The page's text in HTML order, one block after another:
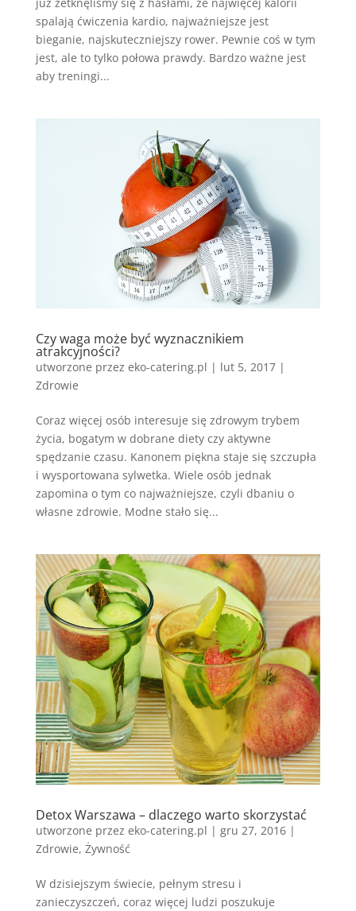
spalają ćwiczenia kardio, najważniejsze jest
bieganie, najskuteczniejszy rower. Pewnie coś w tym
jest, ale to tylko połowa prawdy. Bardzo ważne jest
aby treningi...
Czy waga może być wyznacznikiem
atrakcyjności?
utworzone przez eko-catering.pl | lut 5, 2017|
Zdrowie
Coraz więcej osób interesuje się zdrowym trybem
życia, bogatym w dobrane diety czy aktywne
spędzanie czasu. Kanonem piękna staje się szczupła
i wysportowana sylwetka. Wiele osób jednak
zapomina o tym co najważniejsze, czyli dbaniu o
własne zdrowie. Modne stało się...
Detox Warszawa – dlaczego warto skorzystać
utworzone przez eko-catering.pl | gru 27, 2016|
Zdrowie, Żywność
W dzisiejszym świecie, pełnym stresu i
zanieczyszczeń, coraz więcej ludzi poszukuje